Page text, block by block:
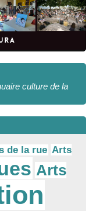
culture de la
de la rue Arts
Arts